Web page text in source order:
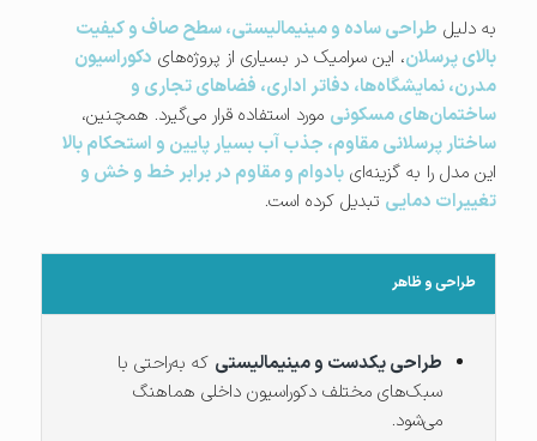
به دلیل طراحی ساده و مینیمالیستی، سطح صاف و کیفیت
بالای پرسلان، این سرامیک در بسیاری از پروژه‌های دکوراسیون
مدرن، نمایشگاه‌ها، دفاتر اداری، فضاهای تجاری و
ساختمان‌های مسکونی مورد استفاده قرار می‌گیرد. همچنین،
ساختار پرسلانی مقاوم، جذب آب بسیار پایین و استحکام بالا
این مدل را به گزینه‌ای بادوام و مقاوم در برابر خط و خش و
تغییرات دمایی تبدیل کرده است.
طراحی و ظاهر
طراحی یکدست و مینیمالیستی که به‌راحتی با
سبک‌های مختلف دکوراسیون داخلی هماهنگ
می‌شود.